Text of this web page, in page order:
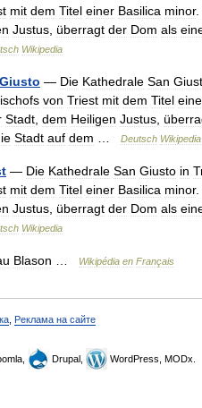
mit dem Titel einer Basilica minor.
Justus überragt der Dom als
Wikipedia
Giusto — Die Kathedrale San
von Triest mit dem Titel
Stadt dem Heiligen Justus
Stadt auf dem Deutsch Wikipedia
— Die Kathedrale San Giusto in
mit dem Titel einer Basilica minor.
Justus überragt der Dom als
Wikipedia
Blason Wikipédia en Français
Реклама на сайте
Drupal, WordPress, MODx.